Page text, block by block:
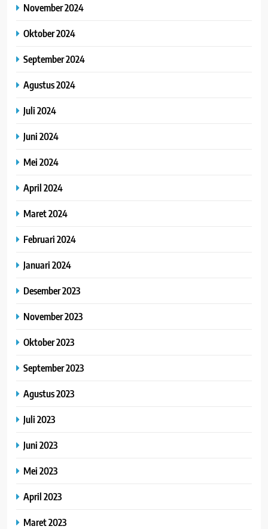
November 2024
Oktober 2024
September 2024
Agustus 2024
Juli 2024
Juni 2024
Mei 2024
April 2024
Maret 2024
Februari 2024
Januari 2024
Desember 2023
November 2023
Oktober 2023
September 2023
Agustus 2023
Juli 2023
Juni 2023
Mei 2023
April 2023
Maret 2023